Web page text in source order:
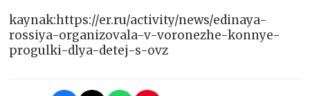
kaynak:https://er.ru/activity/news/edinaya-
rossiya-organizovala-v-voronezhe-konnye-
progulki-dlya-detej-s-ovz